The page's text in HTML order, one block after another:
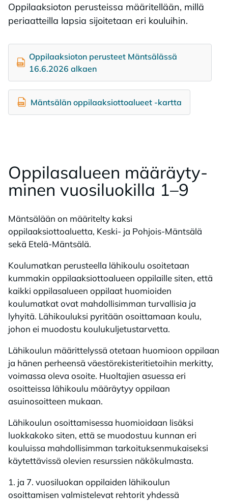
Op­pi­laak­sio­ton pe­rus­teis­sa mää­ri­tel­lään, mil­lä
pe­ri­aat­teil­la lap­sia si­joi­te­taan eri kou­lui­hin.
Oppilaaksioton perusteet Mäntsälässä
16.6.2026 alkaen
Mäntsälän oppilaaksiottoalueet -kartta
Op­pi­la­sa­lu­een mää­räy­ty­
mi­nen vuo­si­luo­kil­la 1–9
Mäntsälään on määritelty kaksi
oppilaaksiottoaluetta, Keski- ja Pohjois-Mäntsälä
sekä Etelä-Mäntsälä.
Koulumatkan perusteella lähikoulu osoitetaan
kummakin oppilaaksiottoalueen oppilaille siten, että
kaikki oppilasalueen oppilaat huomioiden
koulumatkat ovat mahdollisimman turvallisia ja
lyhyitä. Lähikouluksi pyritään osoittamaan koulu,
johon ei muodostu koulukuljetustarvetta.
Lähikoulun määrittelyssä otetaan huomioon oppilaan
ja hänen perheensä väestörekisteritietoihin merkitty,
voimassa oleva osoite. Huoltajien asuessa eri
osoitteissa lähikoulu määräytyy oppilaan
asuinosoitteen mukaan.
Lähikoulun osoittamisessa huomioidaan lisäksi
luokkakoko siten, että se muodostuu kunnan eri
kouluissa mahdollisimman tarkoituksenmukaiseksi
käytettävissä olevien resurssien näkökulmasta.
1. ja 7. vuosiluokan oppilaiden lähikoulun
osoittamisen valmistelevat rehtorit yhdessä